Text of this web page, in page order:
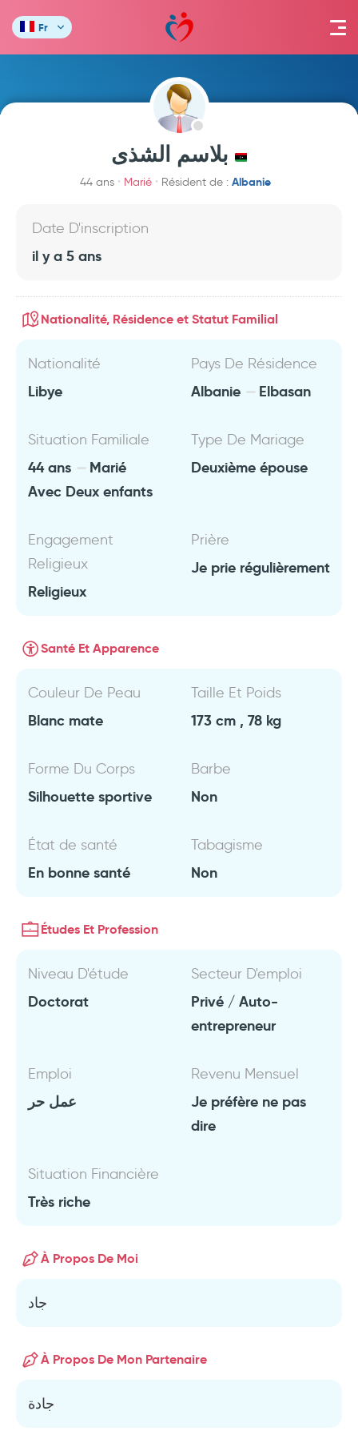
Fr
بلاسم الشذى
44 ans Marié Résident de : Albanie
Date D'inscription
il y a 5 ans
Nationalité, Résidence et Statut Familial
Nationalité
Libye
Pays De Résidence
Albanie Elbasan
Situation Familiale
44 ans
Marié
Avec Deux enfants
Type De Mariage
Deuxième épouse
Engagement
Religieux
Religieux
Prière
Je prie régulièrement
Santé Et Apparence
Couleur De Peau
Blanc mate
Taille Et Poids
173 cm , 78 kg
Forme Du Corps
Silhouette sportive
Barbe
Non
État de santé
En bonne santé
Tabagisme
Non
Études Et Profession
Niveau D'étude
Doctorat
Secteur D'emploi
Privé / Auto-
entrepreneur
Emploi
عمل حر
Revenu Mensuel
Je préfère ne pas
dire
Situation Financière
Très riche
À Propos De Moi
جاد
À Propos De Mon Partenaire
جادة